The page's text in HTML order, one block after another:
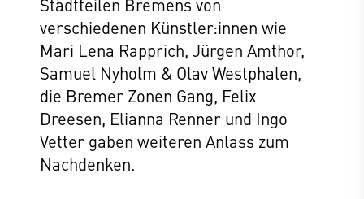
verschiedenen Künstler:innen wie
Mari Lena Rapprich, Jürgen Amthor,
Samuel Nyholm & Olav Westphalen,
die Bremer Zonen Gang, Felix
Dreesen, Elianna Renner und Ingo
Vetter gaben weiteren Anlass zum
Nachdenken.